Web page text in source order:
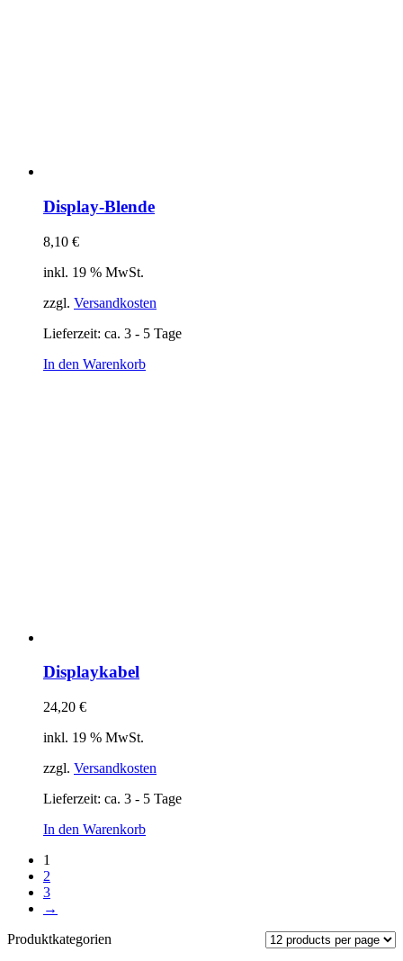
Display-Blende
8,10 €
inkl. 19 % MwSt.
zzgl. Versandkosten
Lieferzeit: ca. 3 - 5 Tage
In den Warenkorb
Displaykabel
24,20 €
inkl. 19 % MwSt.
zzgl. Versandkosten
Lieferzeit: ca. 3 - 5 Tage
In den Warenkorb
1
2
3
→
Produktkategorien